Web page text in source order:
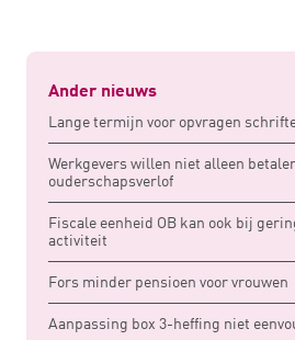
Ander nieuws
Lange termijn voor opvragen
Werkgevers willen niet alleen
ouderschapsverlof
Fiscale eenheid OB kan ook bij
activiteit
Fors minder pensioen voor vrouwen
Aanpassing box 3-heffing niet